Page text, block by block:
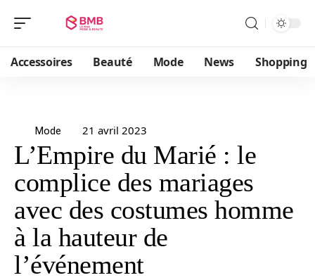
Accessoires Beauté Mode News Shopping
Mode 21 avril 2023
L’Empire du Marié : le
complice des mariages
avec des costumes homme
à la hauteur de
l’événement